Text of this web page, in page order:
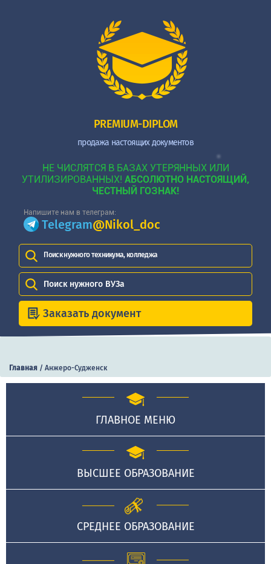
PREMIUM-DIPLOM
продажа настоящих документов
НЕ ЧИСЛЯТСЯ В БАЗАХ УТЕРЯННЫХ ИЛИ
УТИЛИЗИРОВАННЫХ! АБСОЛЮТНО НАСТОЯЩИЙ,
ЧЕСТНЫЙ ГОЗНАК!
Напишите нам в телеграм:
Telegram@Nikol_doc
Поиск нужного техникума, колледжа
Поиск нужного ВУЗа
Заказать документ
Главная / Анжеро-Судженск
ГЛАВНОЕ МЕНЮ
ВЫСШЕЕ ОБРАЗОВАНИЕ
СРЕДНЕЕ ОБРАЗОВАНИЕ